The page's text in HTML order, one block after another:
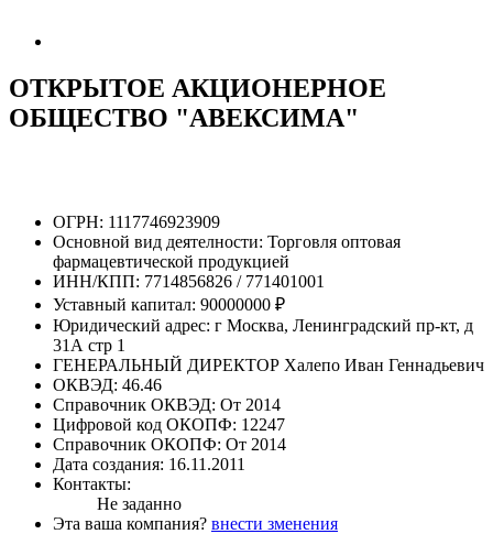
ОТКРЫТОЕ АКЦИОНЕРНОЕ
ОБЩЕСТВО "АВЕКСИМА"
ОГРН: 1117746923909
Основной вид деятелности: Торговля оптовая
фармацевтической продукцией
ИНН/КПП: 7714856826 / 771401001
Уставный капитал: 90000000 ₽
Юридический адрес: г Москва, Ленинградский пр-кт, д
31А стр 1
ГЕНЕРАЛЬНЫЙ ДИРЕКТОР Халепо Иван Геннадьевич
ОКВЭД: 46.46
Справочник ОКВЭД: От 2014
Цифровой код ОКОПФ: 12247
Справочник ОКОПФ: От 2014
Дата создания: 16.11.2011
Контакты:
Не заданно
Эта ваша компания? внести зменения